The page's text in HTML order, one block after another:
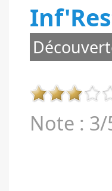
Note :